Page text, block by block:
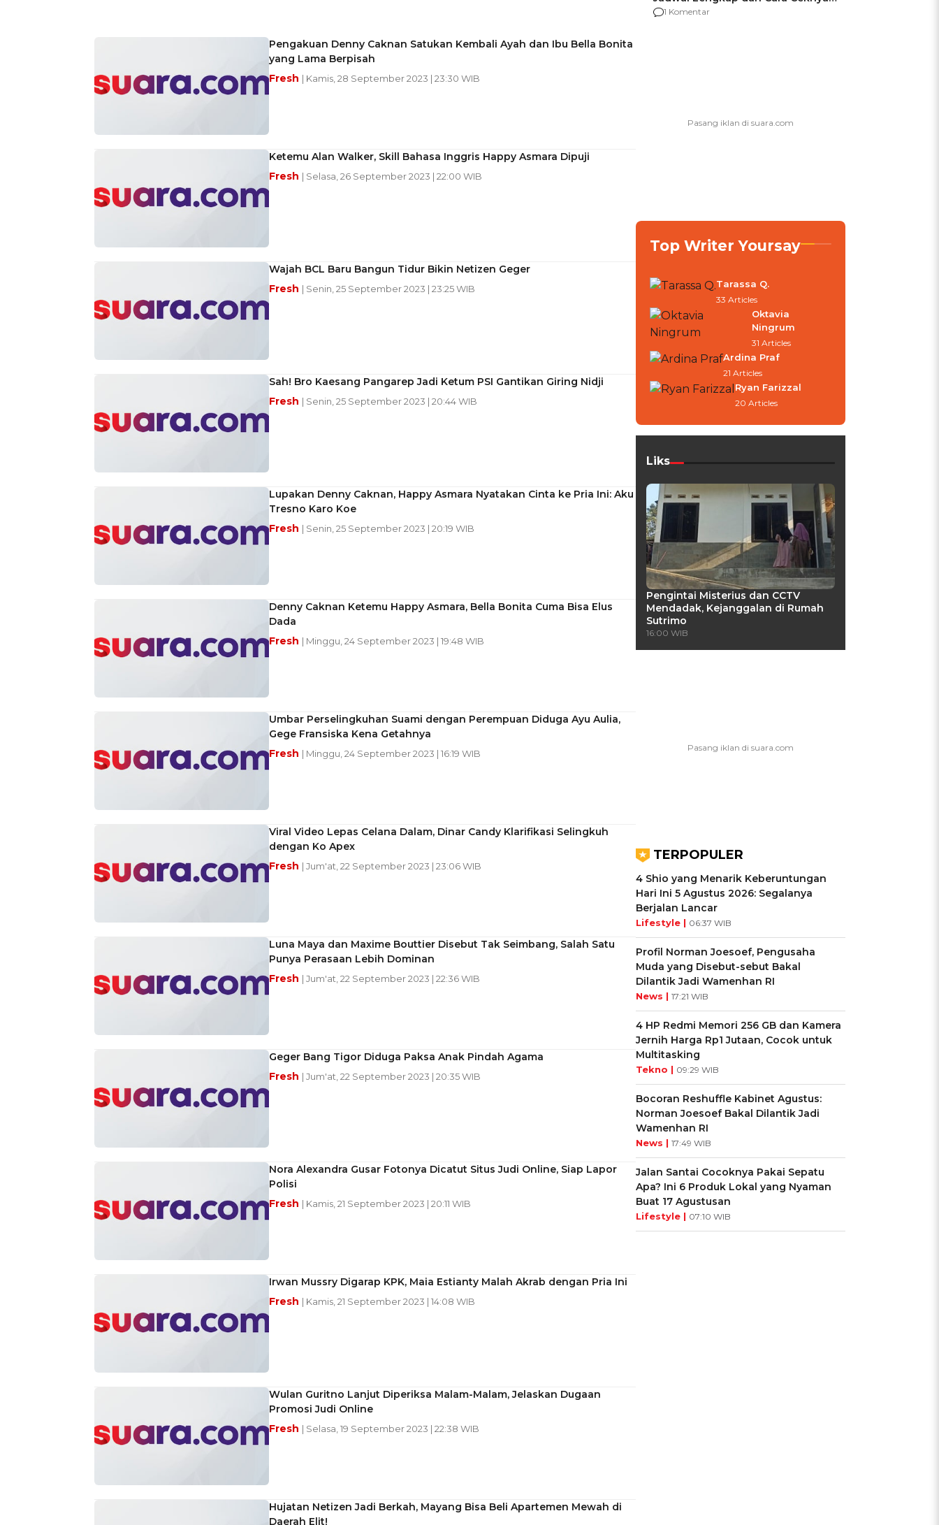
Pengakuan Denny Caknan Satukan Kembali Ayah dan Ibu Bella Bonita
yang Lama Berpisah
Fresh | Kamis, 28 September 2023 | 23:30 WIB
Ketemu Alan Walker, Skill Bahasa Inggris Happy Asmara Dipuji
Fresh | Selasa, 26 September 2023 | 22:00 WIB
Wajah BCL Baru Bangun Tidur Bikin Netizen Geger
Fresh | Senin, 25 September 2023 | 23:25 WIB
Sah! Bro Kaesang Pangarep Jadi Ketum PSI Gantikan Giring Nidji
Fresh | Senin, 25 September 2023 | 20:44 WIB
Lupakan Denny Caknan, Happy Asmara Nyatakan Cinta ke Pria Ini: Aku
Tresno Karo Koe
Fresh | Senin, 25 September 2023 | 20:19 WIB
Denny Caknan Ketemu Happy Asmara, Bella Bonita Cuma Bisa Elus
Dada
Fresh | Minggu, 24 September 2023 | 19:48 WIB
Umbar Perselingkuhan Suami dengan Perempuan Diduga Ayu Aulia,
Gege Fransiska Kena Getahnya
Fresh | Minggu, 24 September 2023 | 16:19 WIB
Viral Video Lepas Celana Dalam, Dinar Candy Klarifikasi Selingkuh
dengan Ko Apex
Fresh | Jum'at, 22 September 2023 | 23:06 WIB
Luna Maya dan Maxime Bouttier Disebut Tak Seimbang, Salah Satu
Punya Perasaan Lebih Dominan
Fresh | Jum'at, 22 September 2023 | 22:36 WIB
Geger Bang Tigor Diduga Paksa Anak Pindah Agama
Fresh | Jum'at, 22 September 2023 | 20:35 WIB
Nora Alexandra Gusar Fotonya Dicatut Situs Judi Online, Siap Lapor
Polisi
Fresh | Kamis, 21 September 2023 | 20:11 WIB
Irwan Mussry Digarap KPK, Maia Estianty Malah Akrab dengan Pria Ini
Fresh | Kamis, 21 September 2023 | 14:08 WIB
Wulan Guritno Lanjut Diperiksa Malam-Malam, Jelaskan Dugaan
Promosi Judi Online
Fresh | Selasa, 19 September 2023 | 22:38 WIB
Hujatan Netizen Jadi Berkah, Mayang Bisa Beli Apartemen Mewah di
Daerah Elit!
agar Dana Tidak Hangus!
1 Komentar
Top Writer Yoursay
Tarassa Q.
33 Articles
Oktavia
Ningrum
31 Articles
Ardina Praf
21 Articles
Ryan Farizzal
20 Articles
Liks
Pengintai Misterius dan CCTV
Mendadak, Kejanggalan di Rumah
Sutrimo
16:00 WIB
TERPOPULER
4 Shio yang Menarik Keberuntungan
Hari Ini 5 Agustus 2026: Segalanya
Berjalan Lancar
Lifestyle | 06:37 WIB
Profil Norman Joesoef, Pengusaha
Muda yang Disebut-sebut Bakal
Dilantik Jadi Wamenhan RI
News | 17:21 WIB
4 HP Redmi Memori 256 GB dan Kamera
Jernih Harga Rp1 Jutaan, Cocok untuk
Multitasking
Tekno | 09:29 WIB
Bocoran Reshuffle Kabinet Agustus:
Norman Joesoef Bakal Dilantik Jadi
Wamenhan RI
News | 17:49 WIB
Jalan Santai Cocoknya Pakai Sepatu
Apa? Ini 6 Produk Lokal yang Nyaman
Buat 17 Agustusan
Lifestyle | 07:10 WIB